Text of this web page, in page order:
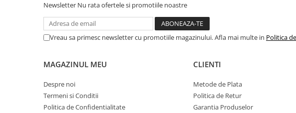
Newsletter Nu rata ofertele si promotiile noastre
Vreau sa primesc newsletter cu promotiile magazinului. Afla mai multe in Politica
MAGAZINUL MEU
Despre noi
Termeni si Conditii
Politica de Confidentialitate
CLIENTI
Metode de Plata
Politica de Retur
Garantia Produselor